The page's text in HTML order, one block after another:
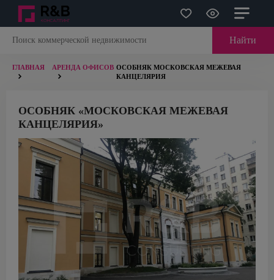
Найти
ГЛАВНАЯ АРЕНДА ОФИСОВ ОСОБНЯК МОСКОВСКАЯ МЕЖЕВАЯ
КАНЦЕЛЯРИЯ
ОСОБНЯК «МОСКОВСКАЯ МЕЖЕВАЯ
КАНЦЕЛЯРИЯ»